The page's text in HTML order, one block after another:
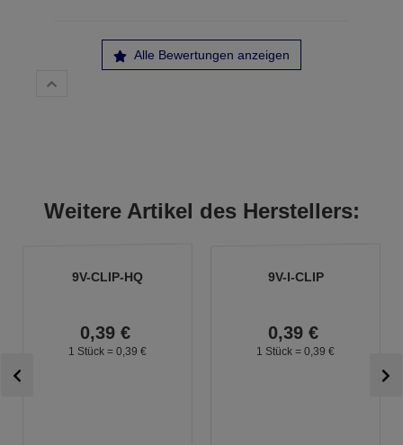
Alle Bewertungen anzeigen
Weitere Artikel des Herstellers:
9V-CLIP-HQ
0,39 €
1 Stück = 0, 39 €
9V-I-CLIP
0,39 €
1 Stück = 0, 39 €